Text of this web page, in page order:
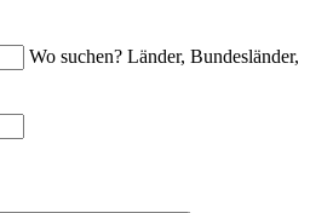
Wo suchen? Länder, Bundesländer,